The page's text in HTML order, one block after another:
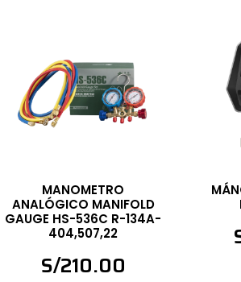
MANOMETRO
ANALÓGICO MANIFOLD
GAUGE HS-536C R-134A-
404,507,22
S/210.00